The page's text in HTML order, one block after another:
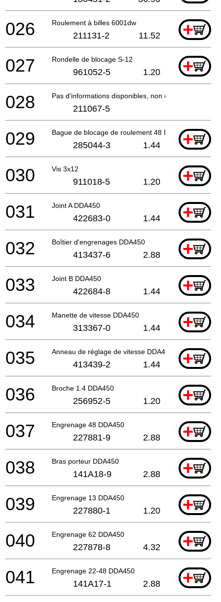
Roulement à billes 6001dw +
026 211131-2 11.52
Rondelle de blocage S-12 +
027 961052-5 1.20
Pas d'informations disponibles, non commandable
028 211067-5
Bague de blocage de roulement 48 DDA450
+
029 285044-3 1.44
Vis 3x12 +
030 911018-5 1.20
Joint A DDA450 +
031 422683-0 1.44
Boîtier d'engrenages DDA450 +
032 413437-6 2.88
Joint B DDA450 +
033 422684-8 1.44
Manette de vitesse DDA450 +
034 313367-0 1.44
Anneau de réglage de vitesse DDA450 +
035 413439-2 1.44
Broche 1.4 DDA450 +
036 256952-5 1.20
Engrenage 48 DDA450 +
037 227881-9 2.88
Bras porteur DDA450 +
038 141A18-9 2.88
Engrenage 13 DDA450 +
039 227880-1 1.20
Engrenage 62 DDA450 +
040 227878-8 4.32
Engrenage 22-48 DDA450 +
041 141A17-1 2.88